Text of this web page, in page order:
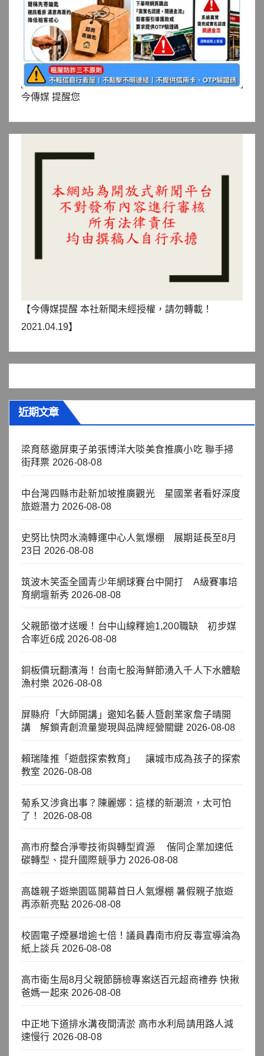
今傳媒 提醒您
【今傳媒提醒 本社新聞未經授權，請勿轉載！
2021.04.19】
近期文章
梁育慈邀屏東子弟張博洋大啖美食推廣小吃 聯手掃
街拜票 2026-08-08
中台灣四縣市赴新加坡推廣觀光 星國業者看好深度
旅遊潛力 2026-08-08
史努比快閃水湳轉運中心人氣爆棚 展期延長至8月
23日 2026-08-08
筑波木笑盃全國青少年網球賽台中開打 A級賽事培
育網壇新秀 2026-08-08
父親節徵才送暖！台中山線釋逾1,200職缺 初步媒
合率近6成 2026-08-08
銅板價玩翻濱海！台南七股海鮮節湧入千人下水體驗
漁村樂 2026-08-08
屏縣府「大師開講」邀知名藝人暨創業家詹子晴開
講 解鎖青創流量變現與品牌經營關鍵 2026-08-08
賴瑞隆推「遊戲探索教育」 讓城市成為孩子的探索
教室 2026-08-08
菊系又涉貪出事？陳麗娜：這樣的新潮流，太可怕
了！
2026-08-08
高市府整合淨零技術與轉型資源 偕同企業加速低
碳轉型、提升國際競爭力 2026-08-08
高雄親子遊樂園區開幕首日人氣爆棚 暑假親子旅遊
再添新亮點 2026-08-08
校園電子煙暴增逾七倍！議員轟南市府反毒宣導淪為
紙上談兵 2026-08-08
高市衛生局8月父親節篩檢專案送百元超商禮券 快揪
爸媽一起來 2026-08-08
中正地下道排水溝夜間清淤 高市水利局請用路人減
速慢行 2026-08-08